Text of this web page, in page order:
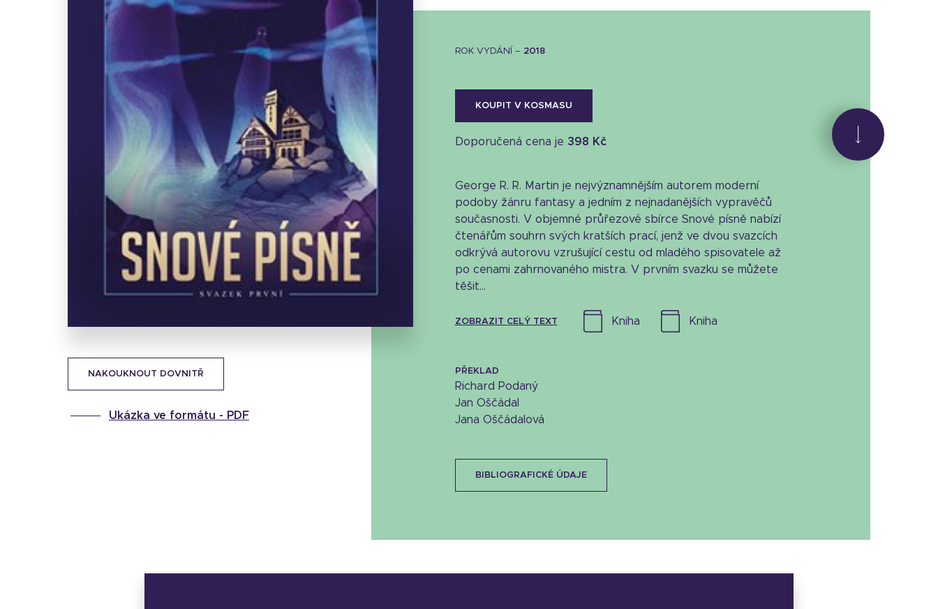
Stáhnout obálku
NAKOUKNOUT DOVNITŘ
Ukázka ve formátu - PDF
ROK VYDÁNÍ – 2018
KOUPIT V KOSMASU
Doporučená cena je 398 Kč
George R. R. Martin je nejvýznamnějším autorem moderní
podoby žánru fantasy a jedním z nejnadanějších vypravěčů
současnosti. V objemné průřezové sbírce Snové písně nabízí
čtenářům souhrn svých kratších prací, jenž ve dvou svazcích
odkrývá autorovu vzrušující cestu od mladého spisovatele až
po cenami zahrnovaného mistra. V prvním svazku se můžete
těšit...
ZOBRAZIT CELÝ TEXT kniha kniha
PŘEKLAD
Richard Podaný
Jan Oščádal
Jana Oščádalová
BIBLIOGRAFICKÉ ÚDAJE